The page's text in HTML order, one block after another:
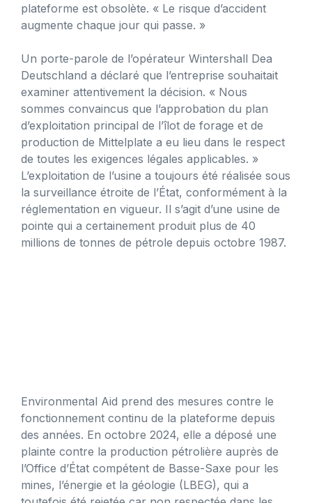
plateforme est obsolète. « Le risque d’accident
augmente chaque jour qui passe. »
Un porte-parole de l’opérateur Wintershall Dea
Deutschland a déclaré que l’entreprise souhaitait
examiner attentivement la décision. « Nous
sommes convaincus que l’approbation du plan
d’exploitation principal de l’îlot de forage et de
production de Mittelplate a eu lieu dans le respect
de toutes les exigences légales applicables. »
L’exploitation de l’usine a toujours été réalisée sous
la surveillance étroite de l’État, conformément à la
réglementation en vigueur. Il s’agit d’une usine de
pointe qui a certainement produit plus de 40
millions de tonnes de pétrole depuis octobre 1987.
Environmental Aid prend des mesures contre le
fonctionnement continu de la plateforme depuis
des années. En octobre 2024, elle a déposé une
plainte contre la production pétrolière auprès de
l’Office d’État compétent de Basse-Saxe pour les
mines, l’énergie et la géologie (LBEG), qui a